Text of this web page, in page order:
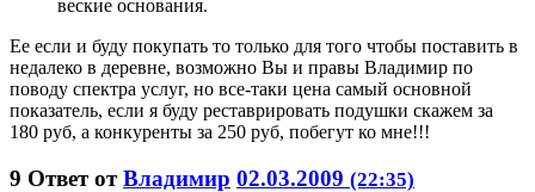
веские основания.
Ее если и буду покупать то только для того чтобы поставить в
недалеко в деревне, возможно Вы и правы Владимир по
поводу спектра услуг, но все-таки цена самый основной
показатель, если я буду реставрировать подушки скажем за
180 руб, а конкуренты за 250 руб, побегут ко мне!!!
9 Ответ отВладимир 02.03.2009 (22:35)